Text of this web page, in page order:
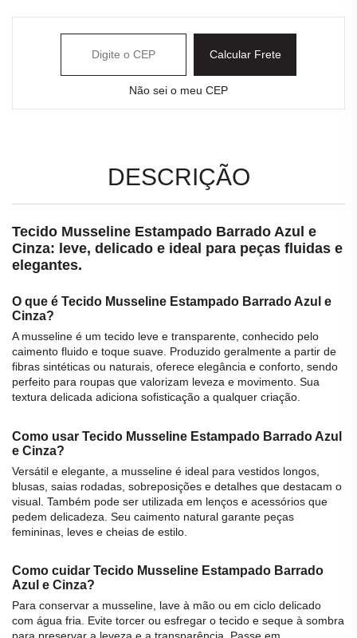
Calcular Frete
Não sei o meu CEP
DESCRIÇÃO
Tecido Musseline Estampado Barrado Azul e
Cinza: leve, delicado e ideal para peças fluidas e
elegantes.
O que é Tecido Musseline Estampado Barrado Azul e
Cinza?
Amusseline é um tecido leve e transparente, conhecido pelo
caimento fluido e toque suave. Produzido geralmente a partir de
fibras sintéticas ou naturais, oferece elegância e conforto, sendo
perfeito para roupas que valorizam leveza e movimento. Sua
textura delicada adiciona sofisticação a qualquer criação.
Como usar Tecido Musseline Estampado Barrado Azul
e Cinza?
Versátil e elegante, a musseline é ideal para vestidos longos,
blusas, saias rodadas, sobreposições e detalhes que destacam o
visual. Também pode ser utilizada em lenços e acessórios que
pedem delicadeza. Seu caimento natural garante peças
femininas, leves e cheias de estilo.
Como cuidar Tecido Musseline Estampado Barrado
Azul e Cinza?
Para conservar a musseline , lave à mão ou em ciclo delicado
com água fria. Evite torcer ou esfregar o tecido e seque à sombra
para preservar a leveza e a transparência. Passe em